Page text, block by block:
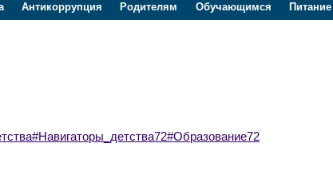
Антикоррупция Родителям Обучающимся Питание
#Навигаторы_детства72#Образование72